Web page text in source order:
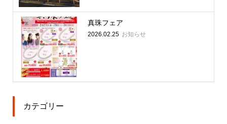
真珠フェア
2026.02.25 お知らせ
カテゴリー